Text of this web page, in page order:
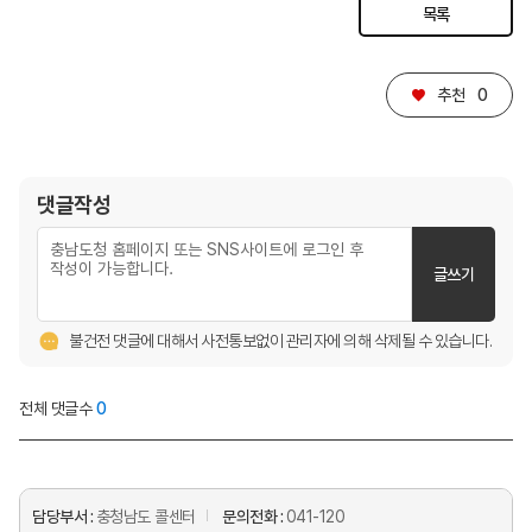
목록
♥ 추천 0
댓글작성
글쓰기
불건전 댓글에 대해서 사전통보없이 관리자에 의해 삭제될 수 있습니다.
전체 댓글수0
담당부서 : 충청남도 콜센터 문의전화 : 041-120